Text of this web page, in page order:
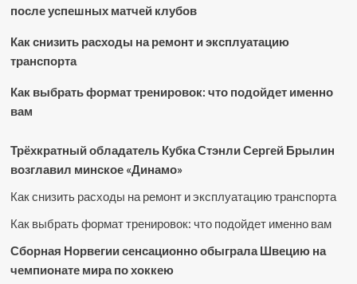
после успешных матчей клубов
Как снизить расходы на ремонт и эксплуатацию
транспорта
Как выбрать формат тренировок: что подойдет именно
вам
Трёхкратный обладатель Кубка Стэнли Сергей Брылин
возглавил минское «Динамо»
Как снизить расходы на ремонт и эксплуатацию транспорта
Как выбрать формат тренировок: что подойдет именно вам
Сборная Норвегии сенсационно обыграла Швецию на
чемпионате мира по хоккею